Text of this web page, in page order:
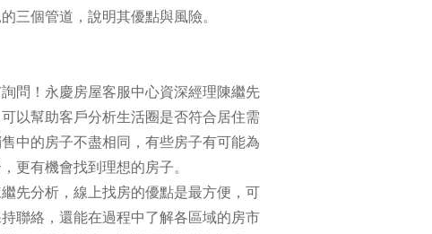
三個管道，說明其優點與風險。
問！永慶房屋客服中心資深經理陳繼先
以幫助客戶分析生活圈是否符合居住需
中的房子不盡相同，有些房子有可能為
更有機會找到理想的房子。
先分析，線上找房的優點是最方便，可
聯絡，還能在過程中了解各區域的房市